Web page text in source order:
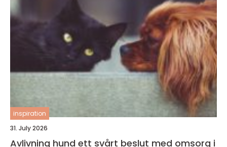
inspiration
31. July 2026
Avlivning hund ett svårt beslut med omsorg i